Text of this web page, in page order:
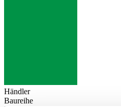
Händler
Baureihe